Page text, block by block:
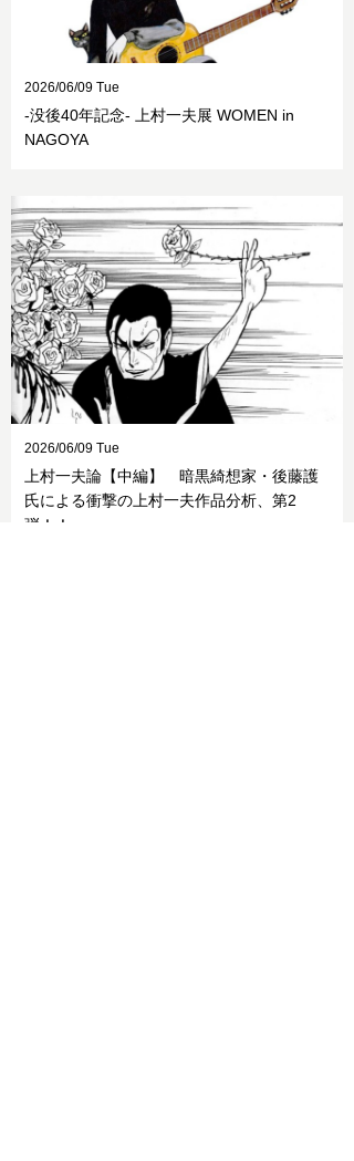
2026/06/09 Tue
-没後40年記念- 上村一夫展 WOMEN in
NAGOYA
2026/06/09 Tue
上村一夫論【中編】 暗黒綺想家・後藤護
氏による衝撃の上村一夫作品分析、第2
弾！！